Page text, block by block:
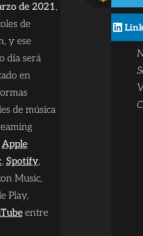
de 2021,
de
y ese
día será
en
de música
Apple
, Spotify,
Music,
Play,
entre